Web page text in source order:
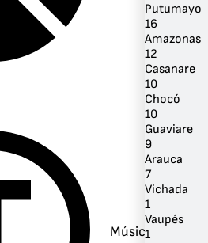
Música
Putumayo
16
Amazonas
12
Casanare
10
Chocó
10
Guaviare
9
Arauca
7
Vichada
1
Vaupés
1